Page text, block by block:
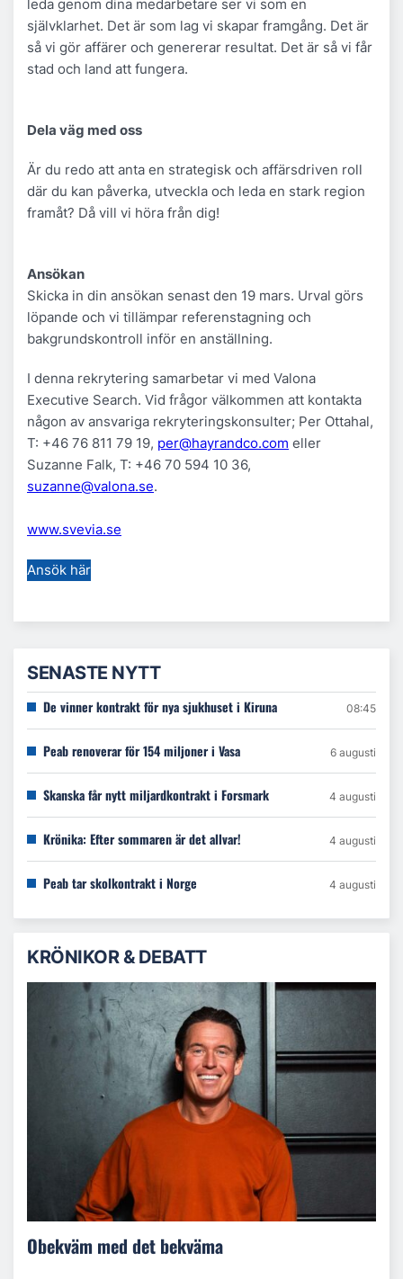
leda genom dina medarbetare ser vi som en
självklarhet. Det är som lag vi skapar framgång. Det är
så vi gör affärer och genererar resultat. Det är så vi får
stad och land att fungera.
Dela väg med oss
Är du redo att anta en strategisk och affärsdriven roll
där du kan påverka, utveckla och leda en stark region
framåt? Då vill vi höra från dig!
Ansökan
Skicka in din ansökan senast den 19 mars. Urval görs
löpande och vi tillämpar referenstagning och
bakgrundskontroll inför en anställning.
I denna rekrytering samarbetar vi med Valona
Executive Search. Vid frågor välkommen att kontakta
någon av ansvariga rekryteringskonsulter; Per Ottahal,
T: +46 76 811 79 19, per@hayrandco.com eller
Suzanne Falk, T: +46 70 594 10 36,
suzanne@valona.se.
www.svevia.se
Ansök här
SENASTE NYTT
De vinner kontrakt för nya sjukhuset i Kiruna 08:45
Peab renoverar för 154 miljoner i Vasa 6 augusti
Skanska får nytt miljardkontrakt i Forsmark 4 augusti
Krönika: Efter sommaren är det allvar! 4 augusti
Peab tar skolkontrakt i Norge 4 augusti
KRÖNIKOR & DEBATT
Obekväm med det bekväma